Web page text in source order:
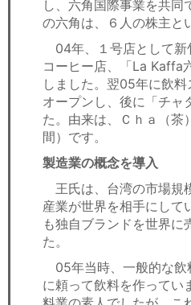
し、六角国際事業を共同
の六角は、６人の株主と
04年、１号店として新
コーヒー店、「La Kaffa
しました。翌05年に飲
オープンし、後に「チャ
た。由来は、Ｃｈａ（茶
間）です。
製造業の概念を導入
王氏は、台湾の市場規
産業が世界を相手にして
も独自ブランドを世界に
た。
05年当時、一般的な飲
に頼って飲料を作ってい